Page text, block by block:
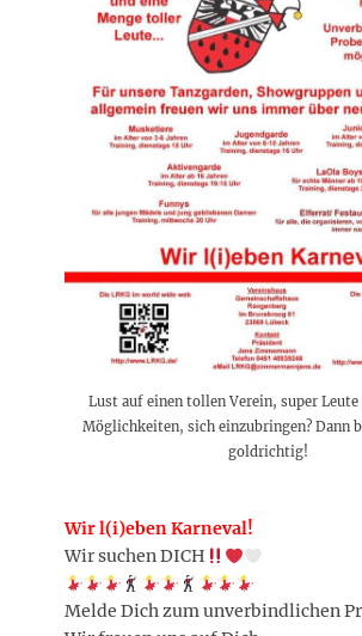
Lust auf einen tollen Verein, super
Möglichkeiten, sich einzubringen? Dann
goldrichtig!
Wir l(i)eben Karneval!
Wir suchen DICH
Melde Dich zum unverbindlichen